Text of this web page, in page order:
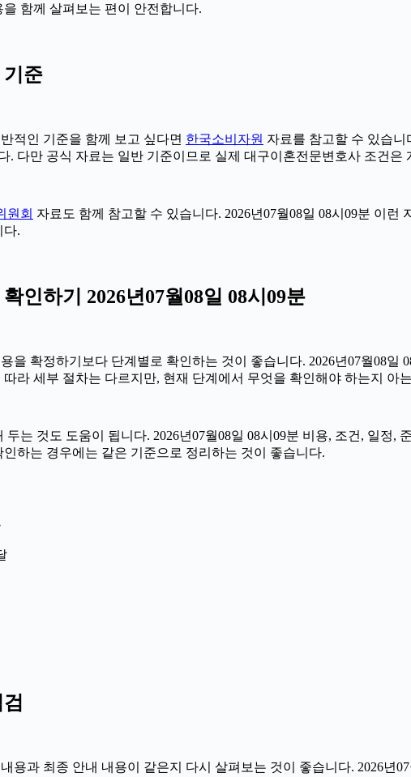
함께 살펴보는 편이 안전합니다.
기준
적인 기준을 함께 보고 싶다면 한국소비자원 자료를 참고할 수 있습니
. 다만 공식 자료는 일반 기준이므로 실제 대구이혼전문변호사 조건은
원회 자료도 함께 참고할 수 있습니다. 2026년07월08일 08시09분 이
다.
인하기 2026년07월08일 08시09분
을 확정하기보다 단계별로 확인하는 것이 좋습니다. 2026년07월08일
라 세부 절차는 다르지만, 현재 단계에서 무엇을 확인해야 하는지 아
는 것도 도움이 됩니다. 2026년07월08일 08시09분 비용, 조건, 일정
하는 경우에는 같은 기준으로 정리하는 것이 좋습니다.
용과 최종 안내 내용이 같은지 다시 살펴보는 것이 좋습니다. 2026년